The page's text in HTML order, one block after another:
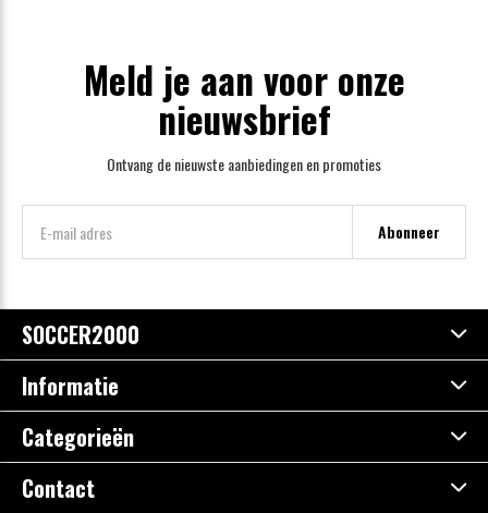
Meld je aan voor onze
nieuwsbrief
Ontvang de nieuwste aanbiedingen en promoties
Abonneer
SOCCER2000
Informatie
Categorieën
Contact